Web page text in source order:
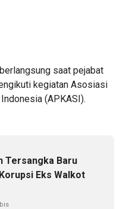
saat pejabat
kegiatan Asosiasi
(APKASI).
Tersangka Baru
Eks Walkot